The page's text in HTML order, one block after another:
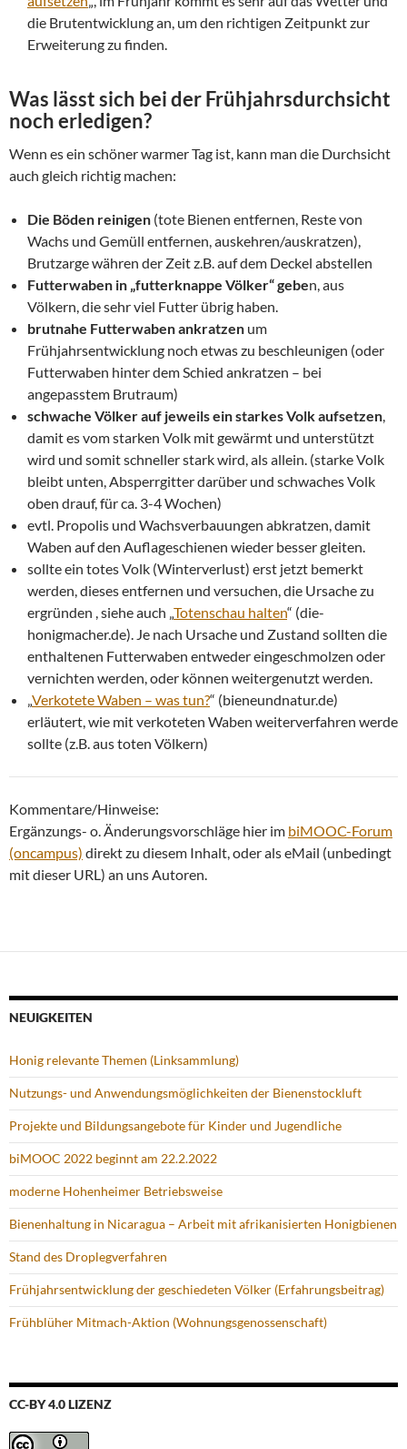
die Brutentwicklung an, um den richtigen Zeitpunkt zur
Erweiterung zu finden.
Was lässt sich bei der Frühjahrsdurchsicht
noch erledigen?
Wenn es ein schöner warmer Tag ist, kann man die Durchsicht
auch gleich richtig machen:
Die Böden reinigen (tote Bienen entfernen, Reste von
Wachs und Gemüll entfernen, auskehren/auskratzen),
Brutzarge währen der Zeit z.B. auf dem Deckel abstellen
Futterwaben in „futterknappe Völker“ geben, aus
Völkern, die sehr viel Futter übrig haben.
brutnahe Futterwaben ankratzen um
Frühjahrsentwicklung noch etwas zu beschleunigen (oder
Futterwaben hinter dem Schied ankratzen – bei
angepasstem Brutraum)
schwache Völker auf jeweils ein starkes Volk aufsetzen
damit es vom starken Volk mit gewärmt und unterstützt
wird und somit schneller stark wird, als allein. (starke Volk
bleibt unten, Absperrgitter darüber und schwaches Volk
oben drauf, für ca. 3-4 Wochen)
evtl. Propolis und Wachsverbauungen abkratzen, damit
Waben auf den Auflageschienen wieder besser gleiten.
sollte ein totes Volk (Winterverlust) erst jetzt bemerkt
werden, dieses entfernen und versuchen, die Ursache zu
ergründen , siehe auch „ Totenschau halten“ (die-
honigmacher.de). Je nach Ursache und Zustand sollten die
enthaltenen Futterwaben entweder eingeschmolzen oder
vernichten werden, oder können weitergenutzt werden.
Verkotete Waben – was tun?“ (bieneundnatur.de)
erläutert, wie mit verkoteten Waben weiterverfahren werde
sollte (z.B. aus toten Völkern)
Kommentare/Hinweise:
Ergänzungs- o. Änderungsvorschläge hier im biMOOC-Forum
(oncampus) direkt zu diesem Inhalt, oder als eMail (unbedingt
mit dieser URL) an uns Autoren.
NEUIGKEITEN
Honig relevante Themen (Linksammlung)
Nutzungs- und Anwendungsmöglichkeiten der Bienenstockluft
Projekte und Bildungsangebote für Kinder und Jugendliche
biMOOC 2022 beginnt am 22.2.2022
moderne Hohenheimer Betriebsweise
Bienenhaltung in Nicaragua – Arbeit mit afrikanisierten Honigbienen
Stand des Droplegverfahren
Frühjahrsentwicklung der geschiedeten Völker (Erfahrungsbeitrag)
Frühblüher Mitmach-Aktion (Wohnungsgenossenschaft)
CC-BY 4.0 LIZENZ